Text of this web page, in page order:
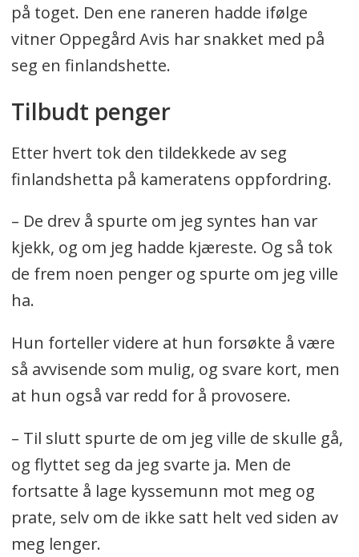
på toget. Den ene raneren hadde ifølge
vitner Oppegård Avis har snakket med på
seg en finlandshette.
Tilbudt penger
Etter hvert tok den tildekkede av seg
finlandshetta på kameratens oppfordring.
– De drev å spurte om jeg syntes han var
kjekk, og om jeg hadde kjæreste. Og så tok
de frem noen penger og spurte om jeg ville
ha.
Hun forteller videre at hun forsøkte å være
så avvisende som mulig, og svare kort, men
at hun også var redd for å provosere.
– Til slutt spurte de om jeg ville de skulle gå,
og flyttet seg da jeg svarte ja. Men de
fortsatte å lage kyssemunn mot meg og
prate, selv om de ikke satt helt ved siden av
meg lenger.